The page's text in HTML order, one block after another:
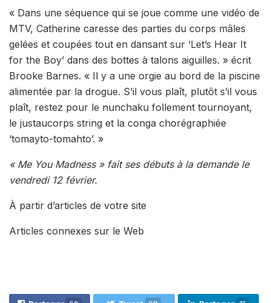
« Dans une séquence qui se joue comme une vidéo de
MTV, Catherine caresse des parties du corps mâles
gelées et coupées tout en dansant sur ‘Let’s Hear It
for the Boy’ dans des bottes à talons aiguilles. » écrit
Brooke Barnes. « Il y a une orgie au bord de la piscine
alimentée par la drogue. S’il vous plaît, plutôt s’il vous
plaît, restez pour le nunchaku follement tournoyant,
le justaucorps string et la conga chorégraphiée
‘tomayto-tomahto’. »
« Me You Madness » fait ses débuts à la demande le
vendredi 12 février.
À partir d’articles de votre site
Articles connexes sur le Web